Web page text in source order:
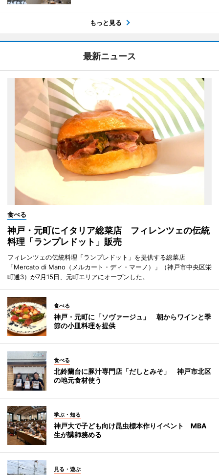
もっと見る
最新ニュース
食べる
神戸・元町にイタリア総菜店 フィレンツェの伝統
料理「ランプレドット」販売
フィレンツェの伝統料理「ランプレドット」を提供する総菜店
「Mercato di Mano（メルカート・ディ・マーノ）」（神戸市中央区栄
町通3）が7月15日、元町エリアにオープンした。
食べる
神戸・元町に「ソヴァージュ」 朝からワインと季
節の小皿料理を提供
食べる
北鈴蘭台に豚汁専門店「だしとみそ」 神戸市北区
の地元食材使う
学ぶ・知る
神戸大で子ども向け昆虫標本作りイベント MBA
生が講師務める
見る・遊ぶ